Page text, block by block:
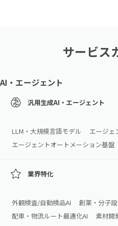
サービス
AI・エージェント
汎用生成AI・エージェント
LLM・大規模言語モデル
エージェ
エージェントオートメーション基盤
業界特化
外観検査/自動検品AI
創薬・分子
配車・物流ルート最適化AI
素材開